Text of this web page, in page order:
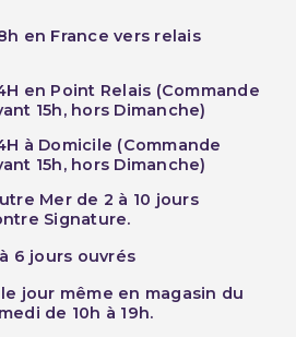
en France vers relais
en Point Relais (Commande
15h, hors Dimanche)
à Domicile (Commande
15h, hors Dimanche)
Mer de 2 à 10 jours
Signature.
6 jours ouvrés
jour même en magasin du
de 10h à 19h.